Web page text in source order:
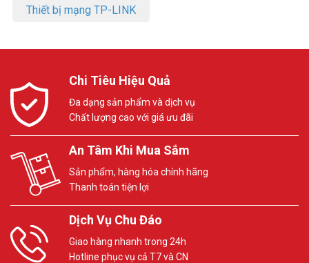
Thiết bị mạng TP-LINK
Chi Tiêu Hiệu Quả
Đa dạng sản phẩm và dịch vụ
Chất lượng cao với giá ưu đãi
An Tâm Khi Mua Sắm
Sản phẩm, hàng hóa chính hãng
Thanh toán tiện lợi
Dịch Vụ Chu Đáo
Giao hàng nhanh trong 24h
Hotline phục vụ cả T7 và CN